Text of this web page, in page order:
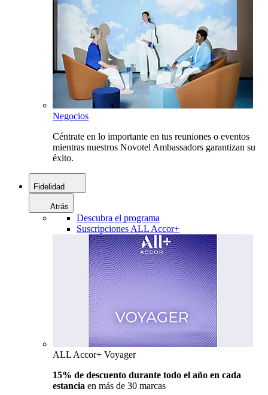
Negocios
Céntrate en lo importante en tus reuniones o eventos
mientras nuestros Novotel Ambassadors garantizan su
éxito.
Fidelidad
Atrás
Descubra el programa
Suscripciones ALL Accor+
ALL Accor+ Voyager
15% de descuento durante todo el año en cada
estancia en más de 30 marcas